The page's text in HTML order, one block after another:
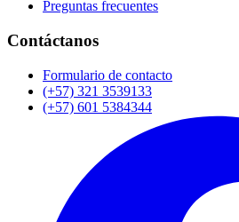
Preguntas frecuentes
Contáctanos
Formulario de contacto
(+57) 321 3539133
(+57) 601 5384344